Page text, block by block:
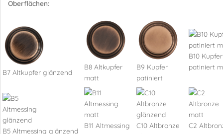
Oberflächen:
B7 Altkupfer glänzend
B8 Altkupfer
matt
B9 Kupfer
patiniert
B10 Kupfer
patiniert
B5 Altmessing glänzend
B11 Altmessing
C10 Altbronze
C2